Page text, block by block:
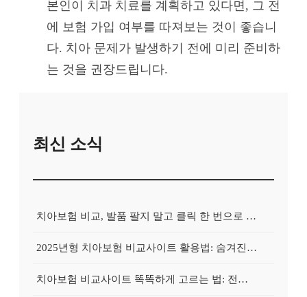
본인이 치과 치료를 계획하고 있다면, 그 전
에 보험 가입 여부를 따져보는 것이 좋습니
다. 치아 문제가 발생하기 전에 미리 준비하
는 것을 권장드립니다.
최신 소식
치아보험 비교, 발품 팔지 말고 클릭 한 번으로 끝내는 비법! 후기 대방출
2025년형 치아보험 비교사이트 활용법: 숨겨진 보험금 100% 환급 전략
치아보험 비교사이트 똑똑하게 고르는 법: 전문가가 알려주는 5가지 꿀팁